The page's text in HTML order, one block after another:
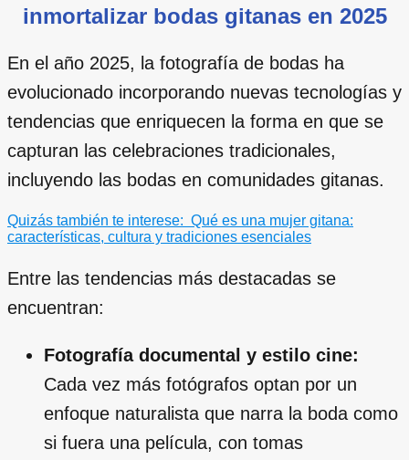
inmortalizar bodas gitanas en 2025
En el año 2025, la fotografía de bodas ha
evolucionado incorporando nuevas tecnologías y
tendencias que enriquecen la forma en que se
capturan las celebraciones tradicionales,
incluyendo las bodas en comunidades gitanas.
Quizás también te interese: Qué es una mujer gitana:
características, cultura y tradiciones esenciales
Entre las tendencias más destacadas se
encuentran:
Fotografía documental y estilo cine:
Cada vez más fotógrafos optan por un
enfoque naturalista que narra la boda como
si fuera una película, con tomas